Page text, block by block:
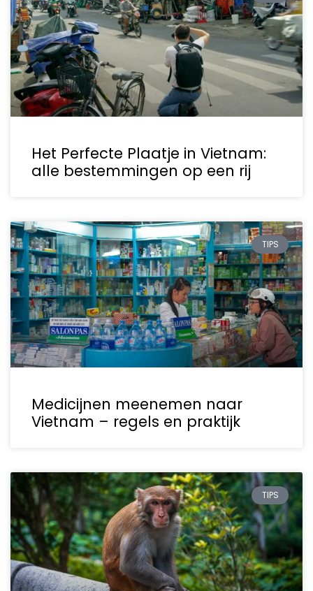
Het Perfecte Plaatje in Vietnam:
alle bestemmingen op een rij
TIPS
Medicijnen meenemen naar
Vietnam – regels en praktijk
TIPS